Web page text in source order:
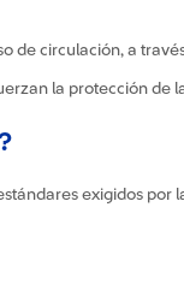
de circulación, a
la protección de
exigidos por